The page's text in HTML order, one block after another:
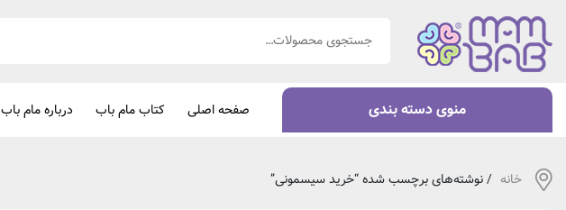
منوی دسته بندی صفحه اصلی کتاب مام باب درباره مام باب
خانه / نوشته‌های برچسب شده “خرید سیسمونی”